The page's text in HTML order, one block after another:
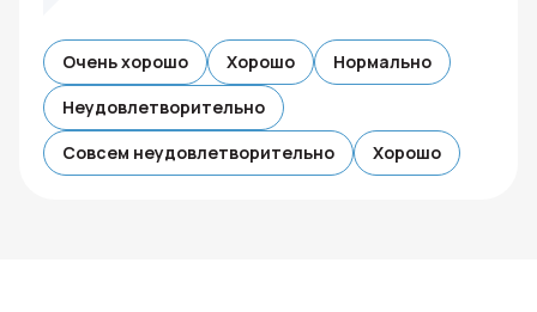
Очень хорошо Хорошо
Нормально
Неудовлетворительно
Совсем неудовлетворительно
Хорошо